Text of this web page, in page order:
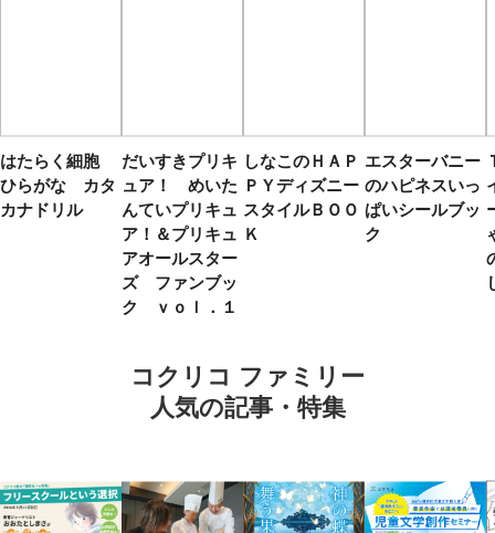
はたらく細胞
ひらがな カタ
カナドリル
だいすきプリキ
ュア！ めいた
んていプリキュ
ア！＆プリキュ
アオールスター
ズ ファンブッ
ク ｖｏｌ．１
しなこのＨＡＰ
ＰＹディズニー
スタイルＢＯＯ
Ｋ
エスターバニー
のハピネスいっ
ぱいシールブッ
ク
コクリコ ファミリー
人気の記事・特集